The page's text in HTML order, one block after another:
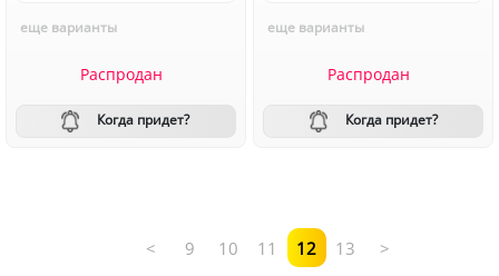
еще варианты
Распродан
Когда придет?
еще варианты
Распродан
Когда придет?
< 9 10 11 12 13 >